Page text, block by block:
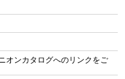
オンカタログへのリンクをご